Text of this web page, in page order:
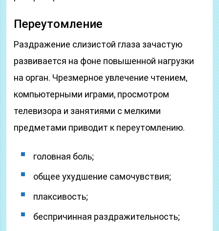
Переутомление
Раздражение слизистой глаза зачастую
развивается на фоне повышенной нагрузки
на орган. Чрезмерное увлечение чтением,
компьютерными играми, просмотром
телевизора и занятиями с мелкими
предметами приводит к переутомлению.
головная боль;
общее ухудшение самочувствия;
плаксивость;
беспричинная раздражительность;